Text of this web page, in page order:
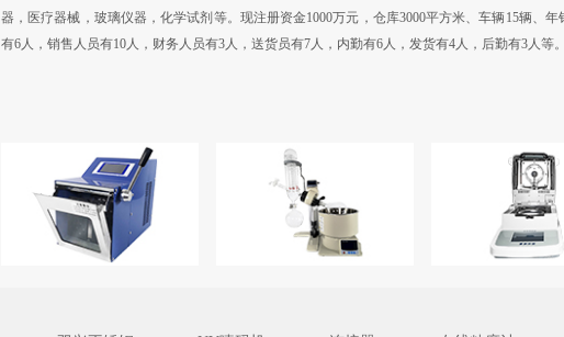
器，医疗器械，玻璃仪器，化学试剂等。现注册资金1000万元，仓库3000平方米、车辆15辆、
有6人，销售人员有10人，财务人员有3人，送货员有7人，内勤有6人，发货有4人，后勤有3人